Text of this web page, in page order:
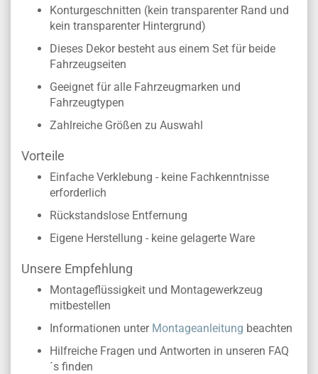
Konturgeschnitten (kein transparenter Rand und
kein transparenter Hintergrund)
Dieses Dekor besteht aus einem Set für beide
Fahrzeugseiten
Geeignet für alle Fahrzeugmarken und
Fahrzeugtypen
Zahlreiche Größen zu Auswahl
Vorteile
Einfache Verklebung - keine Fachkenntnisse
erforderlich
Rückstandslose Entfernung
Eigene Herstellung - keine gelagerte Ware
Unsere Empfehlung
Montageflüssigkeit und Montagewerkzeug
mitbestellen
Informationen unter Montageanleitung beachten
Hilfreiche Fragen und Antworten in unseren FAQ
´s finden